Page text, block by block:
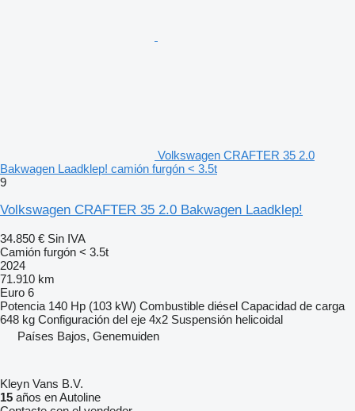
Volkswagen CRAFTER 35 2.0
Bakwagen Laadklep! camión furgón < 3.5t
9
Volkswagen CRAFTER 35 2.0 Bakwagen Laadklep!
34.850 € Sin IVA
Camión furgón < 3.5t
2024
71.910 km
Euro 6
Potencia 140 Hp (103 kW) Combustible diésel Capacidad de carga
648 kg Configuración del eje 4x2 Suspensión helicoidal
Países Bajos, Genemuiden
Kleyn Vans B.V.
15 años en Autoline